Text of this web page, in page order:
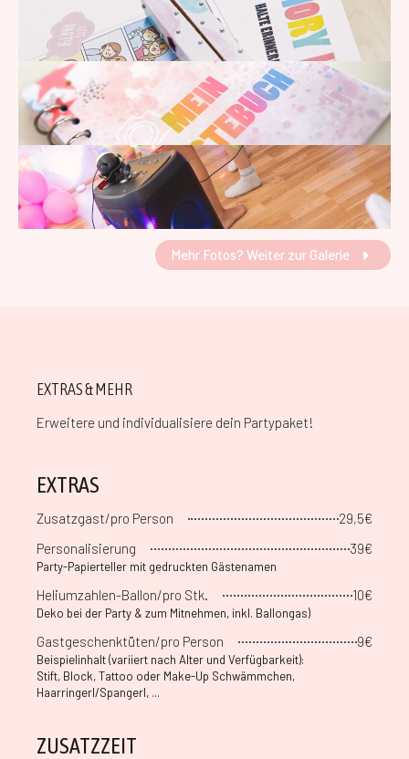
Mehr Fotos? Weiter zur Galerie
EXTRAS & MEHR
Erweitere und individualisiere dein Partypaket!
EXTRAS
Zusatzgast/pro Person
29,5€
Personalisierung
39€
Party-Papierteller mit gedruckten Gästenamen
Heliumzahlen-Ballon/pro Stk. 10€
Deko bei der Party & zum Mitnehmen, inkl. Ballongas)
Gastgeschenktüten/pro Person 9€
Beispielinhalt (variiert nach Alter und Verfügbarkeit):
Stift, Block, Tattoo oder Make-Up Schwämmchen,
Haarringerl/Spangerl, ...
ZUSATZZEIT